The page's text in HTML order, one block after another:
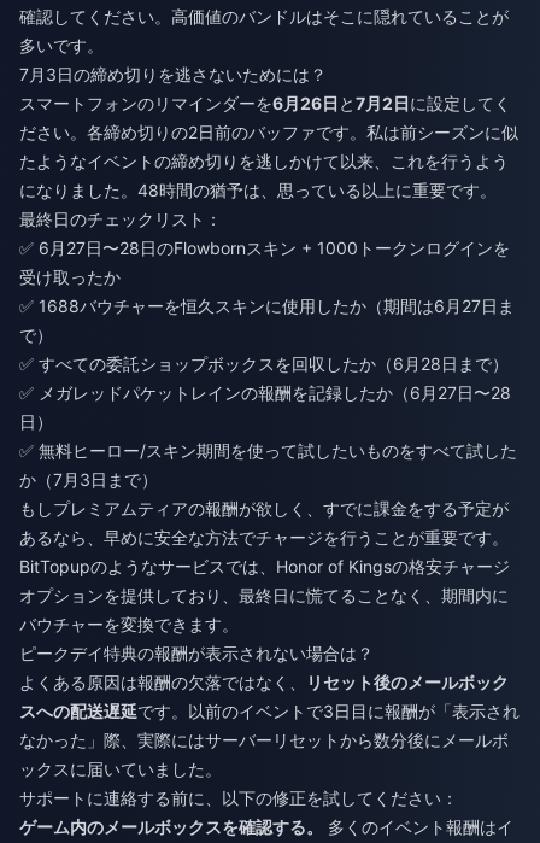
確認してください。高価値のバンドルはそこに隠れていることが
多いです。
7月3日の締め切りを逃さないためには？
スマートフォンのリマインダーを6月26日 と7月2日に設定してく
ださい。各締め切りの2日前のバッファです。私は前シーズンに似
たようなイベントの締め切りを逃しかけて以来、これを行うよう
になりました。48時間の猶予は、思っている以上に重要です。
最終日のチェックリスト：
✅ 6月27日〜28日のFlowbornスキン + 1000トークンログインを
受け取ったか
✅ 1688バウチャーを恒久スキンに使用したか（期間は6月27日ま
で）
✅ すべての委託ショップボックスを回収したか（6月28日まで）
✅ メガレッドパケットレインの報酬を記録したか（6月27日〜28
日）
✅ 無料ヒーロー/スキン期間を使って試したいものをすべて試した
か（7月3日まで）
もしプレミアムティアの報酬が欲しく、すでに課金をする予定が
あるなら、早めに安全な方法でチャージを行うことが重要です。
BitTopupのようなサービスでは、 Honor of Kingsの格安チャージ
オプションを提供しており、最終日に慌てることなく、期間内に
バウチャーを変換できます。
ピークデイ特典の報酬が表示されない場合は？
よくある原因は報酬の欠落ではなく、
リセット後のメールボック
スへの配送遅延です。以前のイベントで3日目に報酬が「表示され
なかった」際、実際にはサーバーリセットから数分後にメールボ
ックスに届いていました。
サポートに連絡する前に、以下の修正を試してください：
ゲーム内のメールボックスを確認する。
多くのイベント報酬はイ